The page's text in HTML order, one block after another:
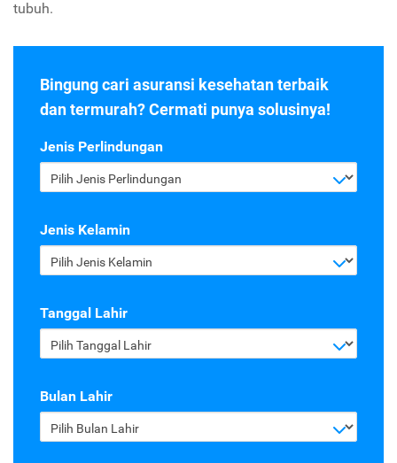
tubuh.
Bingung cari asuransi kesehatan terbaik
dan termurah? Cermati punya solusinya!
Jenis Perlindungan
Pilih Jenis Perlindungan
Jenis Kelamin
Pilih Jenis Kelamin
Tanggal Lahir
Pilih Tanggal Lahir
Bulan Lahir
Pilih Bulan Lahir